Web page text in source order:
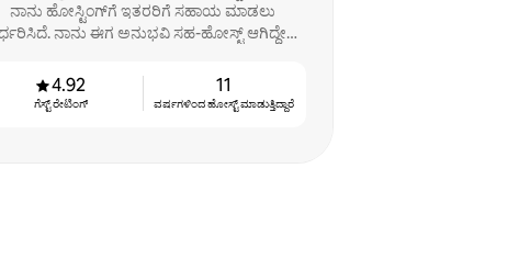
ನಾನು ಹೋಸ್ಟಿಂಗ್‌ಗೆ ಇತರರಿಗೆ ಸಹಾಯ ಮಾಡಲು
ನಾನು ಈಗ ಅನುಭವಿ ಸಹ-ಹೋಸ್ಟ್ ಆಗಿದ್ದೇನೆ
4.92
ಗೆಸ್ಟ್ ರೇಟಿಂಗ್
11
ವರ್ಷಗಳಿಂದ ಹೋಸ್ಟ್ ‌ಮಾಡುತ್ತಿದ್ದಾರೆ